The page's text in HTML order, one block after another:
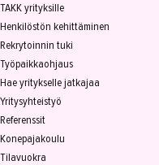
TAKK yrityksille
Henkilöstön kehittäminen
Rekrytoinnin tuki
Työpaikkaohjaus
Hae yritykselle jatkajaa
Yritysyhteistyö
Referenssit
Konepajakoulu
Tilavuokra